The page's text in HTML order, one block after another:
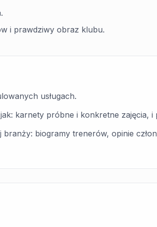
i prawdziwy obraz klubu.
usługach.
karnety próbne i konkretne zajęcia,
branży: biogramy trenerów, opinie